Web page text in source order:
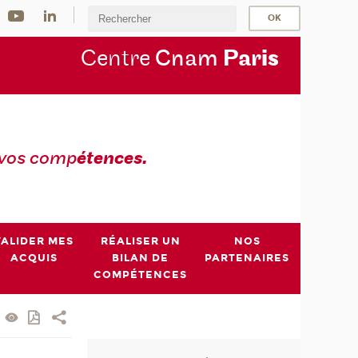
Centre Cnam Paris
compétences.
MES
ACQUIS
RÉALISER UN
BILAN DE
COMPÉTENCES
NOS
PARTENAIRES